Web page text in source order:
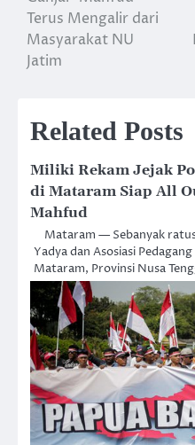
navigation
Terus Mengalir dari
Masyarakat NU
Jatim
Related Posts
Miliki Rekam Jejak
di Mataram Siap All
Mahfud
Mataram — Sebanyak
Yadya dan Asosiasi
Mataram, Provinsi Nusa